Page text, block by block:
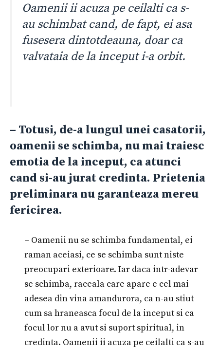
Oamenii ii acuza pe ceilalti ca s-
au schimbat cand, de fapt, ei asa
fusesera dintotdeauna, doar ca
valvataia de la inceput i-a orbit.
– Totusi, de-a lungul unei casatorii,
oamenii se schimba, nu mai traiesc
emotia de la inceput, ca atunci
cand si-au jurat credinta. Prietenia
preliminara nu garanteaza mereu
fericirea.
– Oamenii nu se schimba fundamental, ei
raman aceiasi, ce se schimba sunt niste
preocupari exterioare. Iar daca intr-adevar
se schimba, raceala care apare e cel mai
adesea din vina amandurora, ca n-au stiut
cum sa hraneasca focul de la inceput si ca
focul lor nu a avut si suport spiritual, in
credinta. Oamenii ii acuza pe ceilalti ca s-au